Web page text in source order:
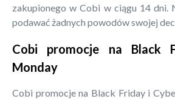
zakupionego w Cobi w ciągu 14 dni.
podawać żadnych powodów swojej
Cobi promocje na Black
Monday
Cobi promocje na Black Friday i